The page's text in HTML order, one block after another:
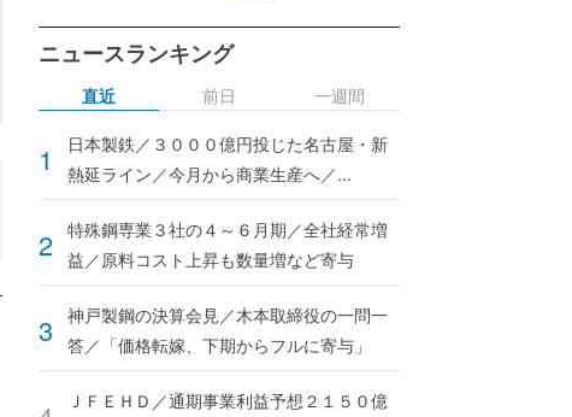
ニュースランキング
直近
日本製鉄／３０００億円投じた名古屋・新
熱延ライン／今月から商業生産へ／...
特殊鋼専業３社の４～６月期／全社経常増
益／原料コスト上昇も数量増など寄与
神戸製鋼の決算会見／木本取締役の一問一
答／「価格転嫁、下期からフルに寄与」
ＪＦＥＨＤ／通期事業利益予想２１５０億
前日 一週間